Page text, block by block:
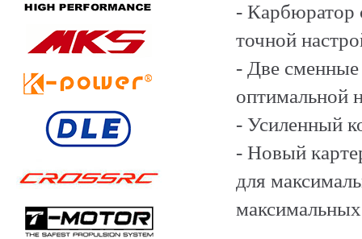
- Карбюратор
точной
- Две
оптимальной
- Усиленный
- Новый
для